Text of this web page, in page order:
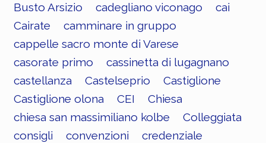
Busto Arsizio
cadegliano viconago
cai
Cairate
camminare in gruppo
cappelle sacro monte di Varese
casorate primo
cassinetta di lugagnano
castellanza
Castelseprio
Castiglione
Castiglione olona
CEI
Chiesa
chiesa san massimiliano kolbe
Colleggiata
consigli
convenzioni
credenziale